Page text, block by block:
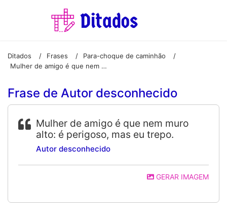
Ditados / Frases / Para-choque de caminhão
/
Mulher de amigo é que nem muro alto: é perigoso, mas eu trepo.
Frase de Autor desconhecido
Mulher de amigo é que nem muro
alto: é perigoso, mas eu trepo.
Autor desconhecido
GERAR IMAGEM